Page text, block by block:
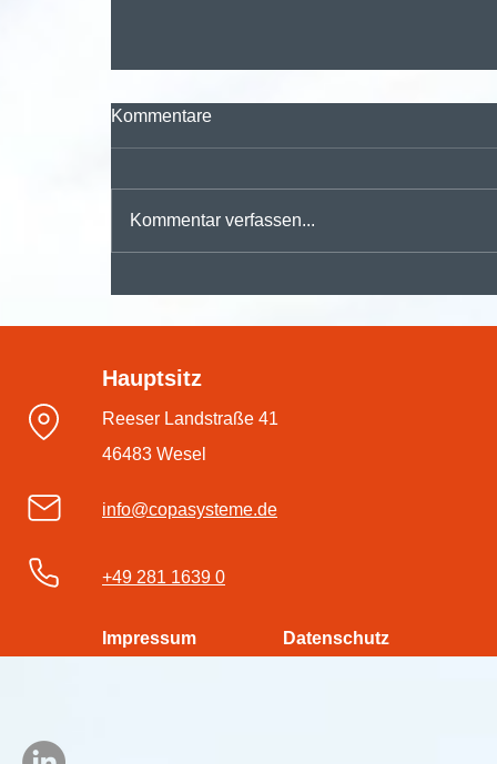
#dmsPRO Workflowengine
Kommentare
Kommentar verfassen...
Hauptsitz
Reeser Landstraße 41
46483 Wesel
info@copasysteme.de
+49 281 1639 0
Impressum Datenschutz